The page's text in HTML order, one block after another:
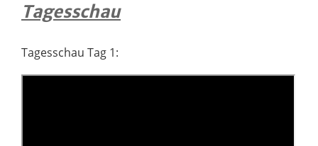
Tagesschau
Tagesschau Tag 1: